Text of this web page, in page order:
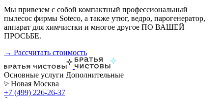
Мы привезем с собой компактный профессиональный
пылесос фирмы Soteco, а также утюг, ведро, парогенератор,
аппарат для химчистки и многое другое ПО ВАШЕЙ
ПРОСЬБЕ.
→ Рассчитать стоимость
Основные услуги Дополнительные
Новая Москва
+7 (499) 226-26-37